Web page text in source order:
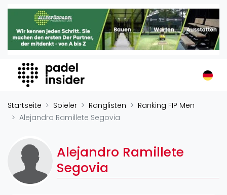
Padel Insider
Home
Organisationen
Buchungssysteme
Padel-Shops
Padel-Marken
Verschiedenes
Veranstaltungen
Startseite Spieler Ranglisten
Ranking FIP Men
Alejandro Ramillete Segovia
Alejandro Ramillete
Segovia